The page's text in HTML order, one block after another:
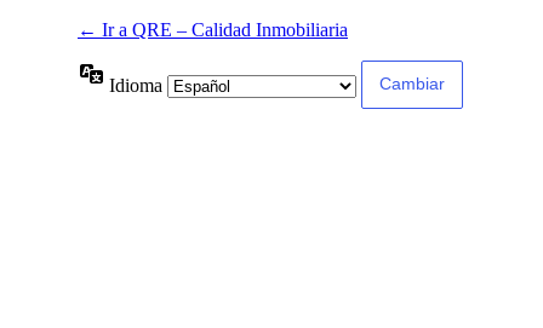
← Ir a QRE – Calidad Inmobiliaria
Idioma